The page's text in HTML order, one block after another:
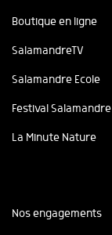
Boutique en ligne
SalamandreTV
Salamandre Ecole
Festival Salamandre
La Minute Nature
Nos engagements